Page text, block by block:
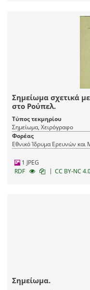
Σημείωμα σχετικά
στο Ρούπελ.
Τύπος τεκμηρίου
Σημείωμα, Χειρόγραφο
Φορέας
Εθνικό Ίδρυμα Ερευνών και
1 JPEG
RDF
| CC BY-NC
Σημείωμα.